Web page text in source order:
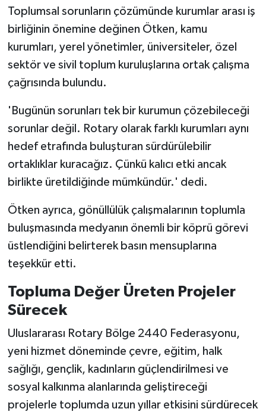
Toplumsal sorunların çözümünde kurumlar arası iş
birliğinin önemine değinen Ötken, kamu
kurumları, yerel yönetimler, üniversiteler, özel
sektör ve sivil toplum kuruluşlarına ortak çalışma
çağrısında bulundu.
'Bugünün sorunları tek bir kurumun çözebileceği
sorunlar değil. Rotary olarak farklı kurumları aynı
hedef etrafında buluşturan sürdürülebilir
ortaklıklar kuracağız. Çünkü kalıcı etki ancak
birlikte üretildiğinde mümkündür.' dedi.
Ötken ayrıca, gönüllülük çalışmalarının toplumla
buluşmasında medyanın önemli bir köprü görevi
üstlendiğini belirterek basın mensuplarına
teşekkür etti.
Topluma Değer Üreten Projeler
Sürecek
Uluslararası Rotary Bölge 2440 Federasyonu,
yeni hizmet döneminde çevre, eğitim, halk
sağlığı, gençlik, kadınların güçlendirilmesi ve
sosyal kalkınma alanlarında geliştireceği
projelerle toplumda uzun yıllar etkisini sürdürecek